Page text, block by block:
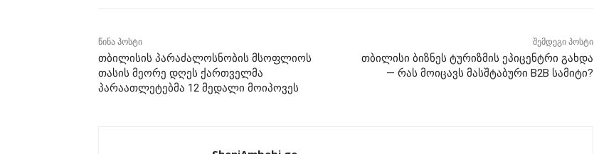
წინა პოსტი
თბილისის პარაძალოსნობის მსოფლიოს
თასის მეორე დღეს ქართველმა
პარაათლეტებმა 12 მედალი მოიპოვეს
შემდეგი პოსტი
თბილისი ბიზნეს ტურიზმის ეპიცენტრი გახდა
— რას მოიცავს მასშტაბური B2B სამიტი?